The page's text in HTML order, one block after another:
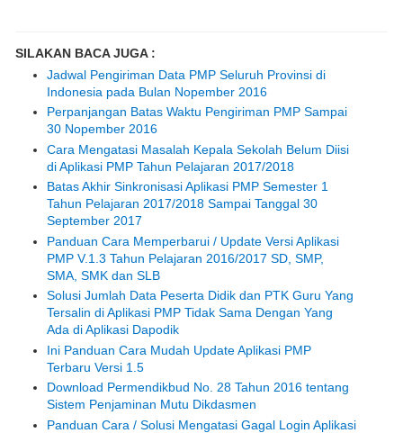
SILAKAN BACA JUGA :
Jadwal Pengiriman Data PMP Seluruh Provinsi di
Indonesia pada Bulan Nopember 2016
Perpanjangan Batas Waktu Pengiriman PMP Sampai
30 Nopember 2016
Cara Mengatasi Masalah Kepala Sekolah Belum Diisi
di Aplikasi PMP Tahun Pelajaran 2017/2018
Batas Akhir Sinkronisasi Aplikasi PMP Semester 1
Tahun Pelajaran 2017/2018 Sampai Tanggal 30
September 2017
Panduan Cara Memperbarui / Update Versi Aplikasi
PMP V.1.3 Tahun Pelajaran 2016/2017 SD, SMP,
SMA, SMK dan SLB
Solusi Jumlah Data Peserta Didik dan PTK Guru Yang
Tersalin di Aplikasi PMP Tidak Sama Dengan Yang
Ada di Aplikasi Dapodik
Ini Panduan Cara Mudah Update Aplikasi PMP
Terbaru Versi 1.5
Download Permendikbud No. 28 Tahun 2016 tentang
Sistem Penjaminan Mutu Dikdasmen
Panduan Cara / Solusi Mengatasi Gagal Login Aplikasi